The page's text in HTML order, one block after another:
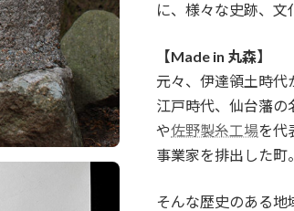
に、様々な史跡、文
【Made in 丸森】
元々、伊達領土時代
江戸時代、仙台藩の
や佐野製糸工場を代
事業家を排出した町。
そんな歴史のある